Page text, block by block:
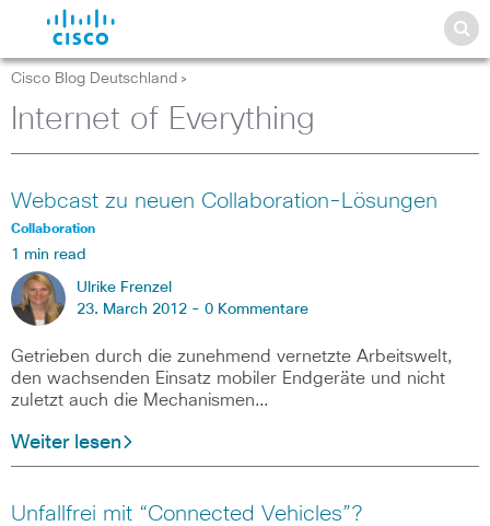
Cisco Blog Deutschland >
Internet of Everything
Webcast zu neuen Collaboration-Lösungen
Collaboration
1 min read
Ulrike Frenzel
23. March 2012 - 0 Kommentare
Getrieben durch die zunehmend vernetzte Arbeitswelt,
den wachsenden Einsatz mobiler Endgeräte und nicht
zuletzt auch die Mechanismen…
Weiter lesen
Unfallfrei mit “Connected Vehicles”?